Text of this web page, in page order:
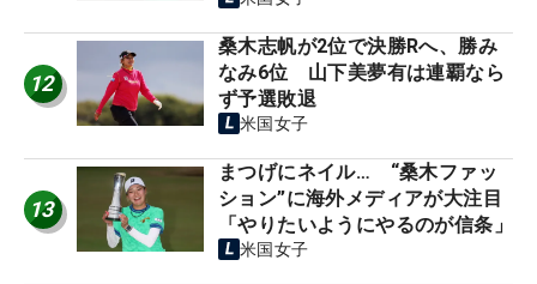
12
桑木志帆が2位で決勝Rへ、勝み
なみ6位 山下美夢有は連覇なら
ず予選敗退
米国女子
13
まつげにネイル… “桑木ファッ
ション”に海外メディアが大注目
「やりたいようにやるのが信条」
米国女子